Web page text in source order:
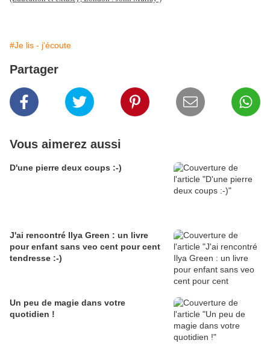
#Je lis - j'écoute
Partager
Vous aimerez aussi
D'une pierre deux coups :-)
J'ai rencontré Ilya Green : un livre
pour enfant sans veo cent pour cent
tendresse :-)
Un peu de magie dans votre
quotidien !